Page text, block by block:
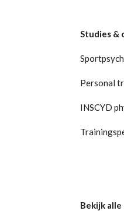
Studies &
Personal
INSCYD
Bekijk